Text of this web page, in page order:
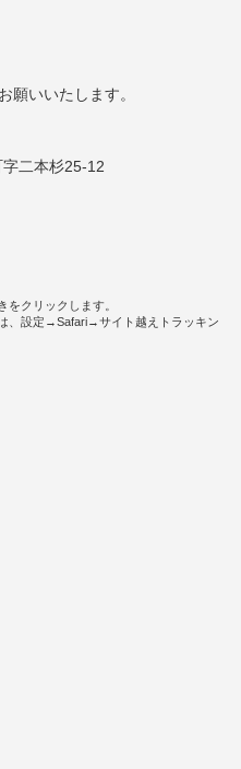
いいたします。
字二本杉25-12
をクリックします。
、設定→Safari→サイト越えトラッキン